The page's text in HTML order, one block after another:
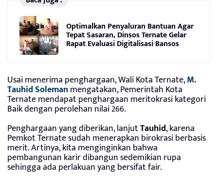
Optimalkan Penyaluran Bantuan Agar
Tepat Sasaran, Dinsos Ternate Gelar
Rapat Evaluasi Digitalisasi Bansos
Usai menerima penghargaan, Wali Kota Ternate,M.
Tauhid Soleman mengatakan, Pemerintah Kota
Ternate mendapat penghargaan meritokrasi kategori
Baik dengan perolehan nilai 266.
Penghargaan yang diberikan, lanjutTauhid, karena
Pemkot Ternate sudah menerapkan birokrasi berbasis
merit. Artinya, kita menginginkan bahwa
pembangunan karir dibangun sedemikian rupa
sehingga ada perlakuan yang bersifat fair.